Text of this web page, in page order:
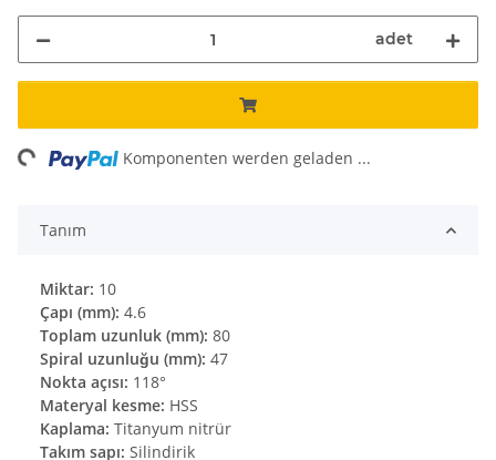
adet
Komponenten werden geladen ...
Tanım
Miktar: 10
Çapı (mm): 4.6
Toplam uzunluk (mm): 80
Spiral uzunluğu (mm): 47
Nokta açısı: 118°
Materyal kesme: HSS
Kaplama: Titanyum nitrür
Takım sapı: Silindirik